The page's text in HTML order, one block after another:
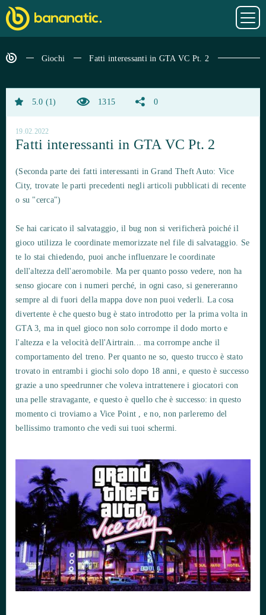
Giochi Fatti interessanti in GTA VC Pt. 2
5.0 1 1315 0
19.02.2022
Fatti interessanti in GTA VC Pt. 2
(Seconda parte dei fatti interessanti in Grand Theft Auto: Vice
City, trovate le parti precedenti negli articoli pubblicati di recente
o su "cerca")
Se hai caricato il salvataggio, il bug non si verificherà poiché il
gioco utilizza le coordinate memorizzate nel file di salvataggio. Se
te lo stai chiedendo, puoi anche influenzare le coordinate
dell'altezza dell'aeromobile. Ma per quanto posso vedere, non ha
senso giocare con i numeri perché, in ogni caso, si genereranno
sempre al di fuori della mappa dove non puoi vederli. La cosa
divertente è che questo bug è stato introdotto per la prima volta in
GTA 3, ma in quel gioco non solo corrompe il dodo morto e
l'altezza e la velocità dell'Airtrain... ma corrompe anche il
comportamento del treno. Per quanto ne so, questo trucco è stato
trovato in entrambi i giochi solo dopo 18 anni, e questo è successo
grazie a uno speedrunner che voleva intrattenere i giocatori con
una pelle stravagante, e questo è quello che è successo: in questo
momento ci troviamo a Vice Point , e no, non parleremo del
bellissimo tramonto che vedi sui tuoi schermi.